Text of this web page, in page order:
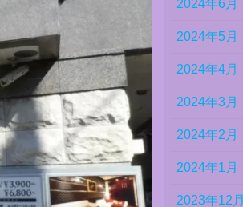
2024年6月
2024年5月
2024年4月
2024年3月
2024年2月
2024年1月
2023年12月